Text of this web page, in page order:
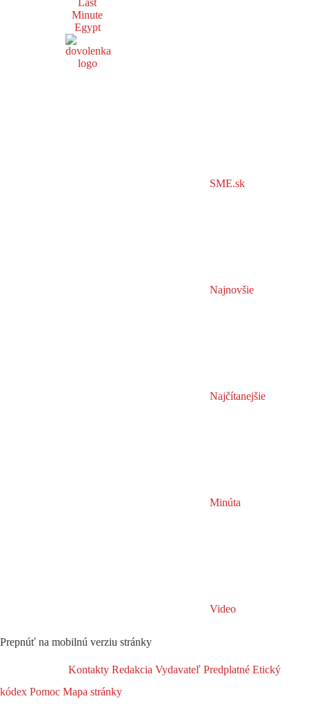
Minute
Egypt
SME.sk
Najnovšie
Najčítanejšie
Minúta
Video
Prepnúť na mobilnú verziu stránky
Kontakty Redakcia Vydavateľ Predplatné Etický
kódex Pomoc Mapa stránky